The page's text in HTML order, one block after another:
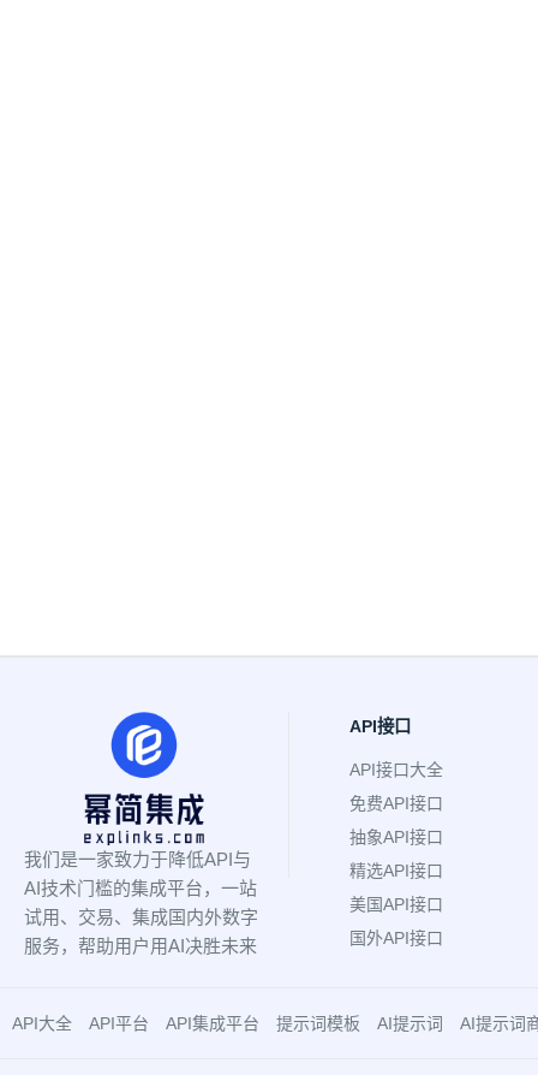
我们是一家致力于降低API与
AI技术门槛的集成平台，一站
试用、交易、集成国内外数字
服务，帮助用户用AI决胜未来
API接口
API接口大全
免费API接口
抽象API接口
精选API接口
美国API接口
国外API接口
API大全 API平台 API集成平台 提示词模板 AI提示词 AI提示词